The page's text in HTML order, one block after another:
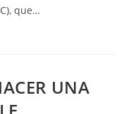
que…
UNA